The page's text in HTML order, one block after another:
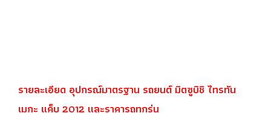
รายละเอียด อุปกรณ์มาตรฐาน รถยนต์ มิตซูบิชิ ไทรทัน
เมกะ แค็บ 2012 และราคารถทุกรุ่น